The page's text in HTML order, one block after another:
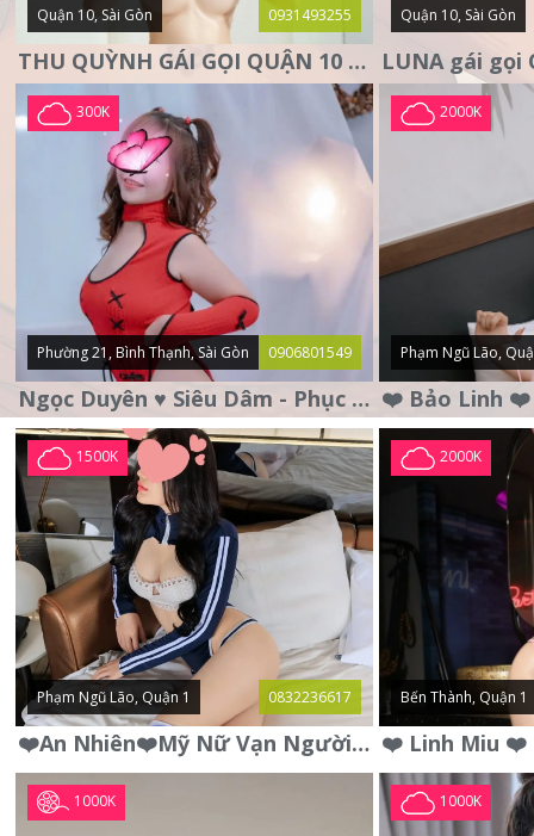
Quận 10, Sài Gòn 0931493255
THU QUỲNH GÁI GỌI QUẬN 10 – MẶT XINH DA TRẮNG – SANG
Quận 10, Sài Gòn
300K
Phường 21, Bình Thạnh, Sài Gòn 0906801549
Ngọc Duyên ♥️ Siêu Dâm - Phục Vụ Tận Tình - Chu Đáo
2000K
Phạm Ngũ Lão,
1500K
Phạm Ngũ Lão, Quận 1 0832236617
❤️An Nhiên❤️Mỹ Nữ Vạn Người Mê,Da Trắng, Mặt Xynh, Đẹp Từng
2000K
Bến Thành, Quận 1
1000K 1000K